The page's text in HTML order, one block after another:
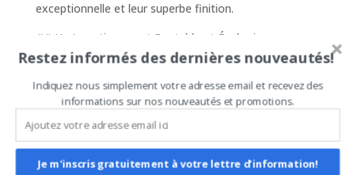
exceptionnelle et leur superbe finition.
## Un Investissement Rentable et Écologique
Se différencier dans le marché concurrentiel d’Airbnb
peuvent être une solution écologique et rentable.
Faciles à monter grâce aux connecteurs F3, ces
structures peuvent être installées dans diverses
emplacements naturels sans perturber
l’environnement. De plus, la demande croissante pour
Restez informés des dernières nouveautés!
Indiquez nous simplement votre adresse email et recevez des
informations sur nos nouveautés et promotions.
Je m'inscris gratuitement à votre lettre d'information!